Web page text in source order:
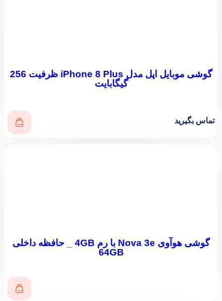
گوشی موبایل اپل مدل iPhone 8 Plus ظرفیت 256
گیگابایت
تماس بگیرید
گوشی هوآوی Nova 3e با رم 4GB _ حافظه داخلی
64GB